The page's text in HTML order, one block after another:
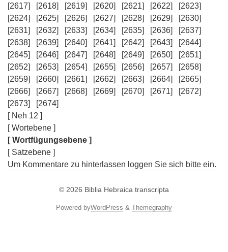
[2617]
[2618] [2619] [2620] [2621] [2622]
[2623]
[2624]
[2625] [2626] [2627] [2628] [2629]
[2630]
[2631]
[2632] [2633] [2634] [2635] [2636]
[2637]
[2638]
[2639] [2640] [2641] [2642] [2643]
[2644]
[2645]
[2646] [2647] [2648] [2649] [2650]
[2651]
[2652]
[2653] [2654] [2655] [2656] [2657]
[2658]
[2659]
[2660] [2661] [2662] [2663] [2664]
[2665]
[2666]
[2667] [2668] [2669] [2670] [2671]
[2672]
[2673]
[2674]
[ Neh 12 ]
[ Wortebene ]
[ Wortfügungsebene ]
[ Satzebene ]
Um Kommentare zu hinterlassen loggen Sie sich bitte ein.
© 2026 Biblia Hebraica transcripta
Powered byWordPress & Themegraphy